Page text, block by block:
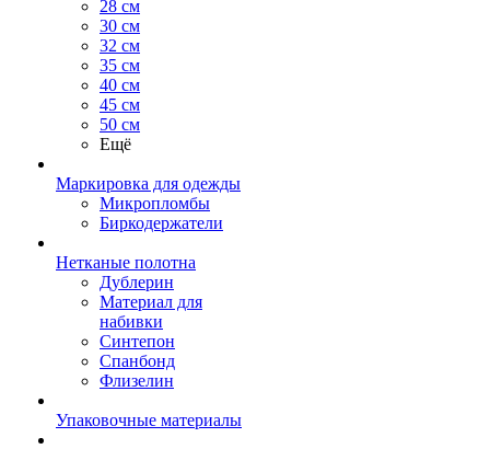
28 см
30 см
32 см
35 см
40 см
45 см
50 см
Ещё
Маркировка для одежды
Микропломбы
Биркодержатели
Нетканые полотна
Дублерин
Материал для
набивки
Синтепон
Спанбонд
Флизелин
Упаковочные материалы